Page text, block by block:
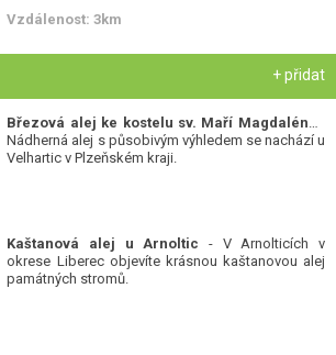
Vzdálenost: 3km
+ přidat
Nádherná alej s působivým výhledem se nachází u
Velhartic v Plzeňském kraji.
Kaštanová alej u Arnoltic - V Arnolticích v
okrese Liberec objevíte krásnou kaštanovou alej
památných stromů.